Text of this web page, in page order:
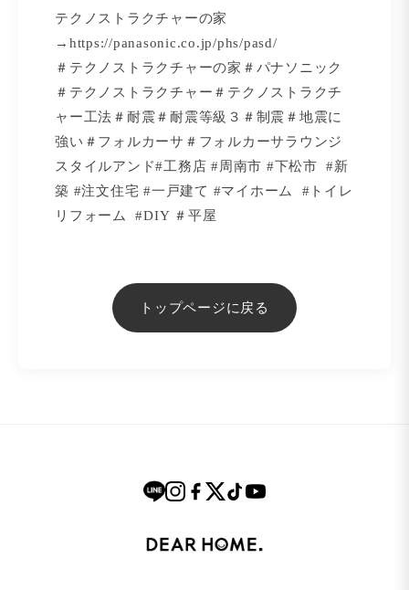
テクノストラクチャーの家
→ https://panasonic.co.jp/phs/pasd/
＃テクノストラクチャーの家＃パナソニック
＃テクノストラクチャー＃テクノストラクチ
ャー工法＃耐震＃耐震等級３＃制震＃地震に
強い＃フォルカーサ＃フォルカーサラウンジ
スタイルアンド#工務店 #周南市 #下松市 #新
築 #注文住宅 #一戸建て #マイホーム #トイレ
リフォーム #DIY ＃平屋
トップページに戻る